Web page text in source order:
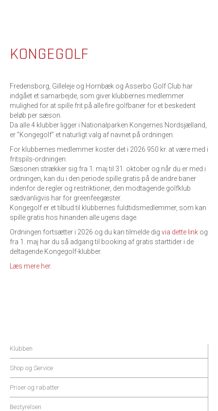
KONGEGOLF
Fredensborg, Gilleleje og Hornbæk og Asserbo Golf Club har
indgået et samarbejde, som giver klubbernes medlemmer
mulighed for at spille frit på alle fire golfbaner for et beskedent
beløb per sæson.
Da alle 4 klubber ligger i Nationalparken Kongernes Nordsjælland,
er ”Kongegolf” et naturligt valg af navnet på ordningen.
For klubbernes medlemmer koster det i 2026 950 kr. at være med i
fritspils-ordningen.
Sæsonen strækker sig fra 1. maj til 31. oktober og når du er med i
ordningen, kan du i den periode spille gratis på de andre baner
indenfor de regler og restriktioner, den modtagende golfklub
sædvanligvis har for greenfeegæster.
Kongegolf er et tilbud til klubbernes fuldtidsmedlemmer, som kan
spille gratis hos hinanden alle ugens dage.
Ordningen fortsætter i 2026 og du kan tilmelde dig via dette link og
fra 1. maj har du så adgang til booking af gratis starttider i de
deltagende Kongegolf-klubber.
Læs mere her.
Klubben
Shop og Service
Priser og rabatter
Bestyrelsen